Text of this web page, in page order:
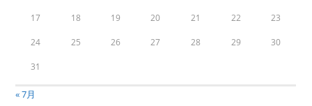
17 18 19 20 21 22 23
24 25 26 27 28 29 30
31
« 7月